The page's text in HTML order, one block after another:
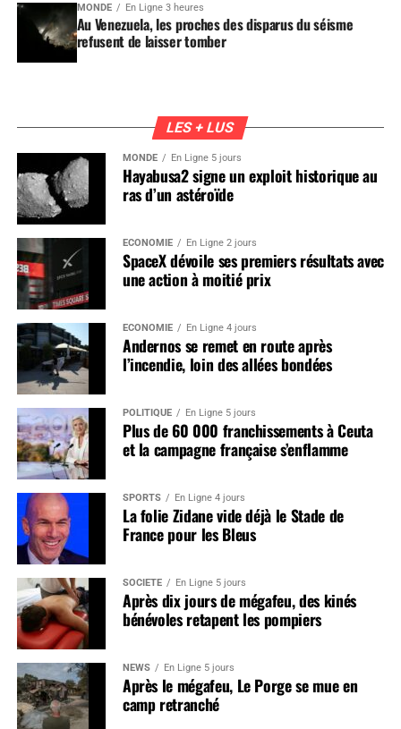
MONDE En Ligne 3 heures
Au Venezuela, les proches des disparus du séisme
refusent de laisser tomber
LES + LUS
MONDE En Ligne 5 jours
Hayabusa2 signe un exploit historique au
ras d’un astéroïde
ÉCONOMIE En Ligne 2 jours
SpaceX dévoile ses premiers résultats avec
une action à moitié prix
ÉCONOMIE En Ligne 4 jours
Andernos se remet en route après
l’incendie, loin des allées bondées
POLITIQUE En Ligne 5 jours
Plus de 60 000 franchissements à Ceuta
et la campagne française s’enflamme
SPORTS En Ligne 4 jours
La folie Zidane vide déjà le Stade de
France pour les Bleus
SOCIÉTÉ En Ligne 5 jours
Après dix jours de mégafeu, des kinés
bénévoles retapent les pompiers
NEWS En Ligne 5 jours
Après le mégafeu, Le Porge se mue en
camp retranché